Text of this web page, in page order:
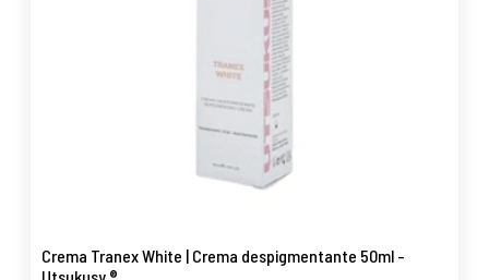
Crema Tranex White | Crema despigmentante 50ml -